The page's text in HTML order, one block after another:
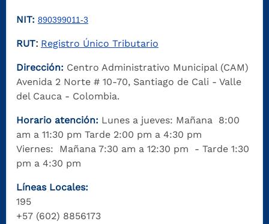
NIT: 890399011-3
RUT: Registro Único Tributario
Dirección: Centro Administrativo Municipal (CAM)
Avenida 2 Norte # 10-70, Santiago de Cali - Valle
del Cauca - Colombia.
Horario atención: Lunes a jueves: Mañana 8:00
am a 11:30 pm Tarde 2:00 pm a 4:30 pm
Viernes: Mañana 7:30 am a 12:30 pm - Tarde 1:30
pm a 4:30 pm
Líneas Locales:
195
+57 (602) 8856173